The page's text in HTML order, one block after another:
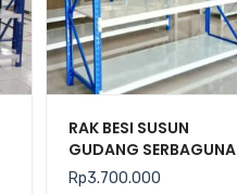
RAK BESI SUSUN
GUDANG SERBAGUNA
LIGHT DUTY TIPE RR-
Rp3.700.000